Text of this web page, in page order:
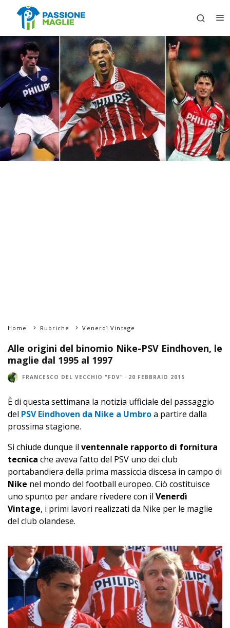
Home Rubriche Venerdì Vintage
Alle origini del binomio Nike-PSV Eindhoven, le
maglie dal 1995 al 1997
FRANCESCO DEL VECCHIO "FDV" · 20 FEBBRAIO 2015
È di questa settimana la notizia ufficiale del passaggio
del PSV Eindhoven da Nike a Umbroa partire dalla
prossima stagione.
Si chiude dunque il ventennale rapporto di fornitura
tecnica che aveva fatto del PSV uno dei club
portabandiera della prima massiccia discesa in campo di
Nike nel mondo del football europeo. Ciò costituisce
uno spunto per andare rivedere con il Venerdì
Vintage, i primi lavori realizzati da Nike per le maglie
del club olandese.